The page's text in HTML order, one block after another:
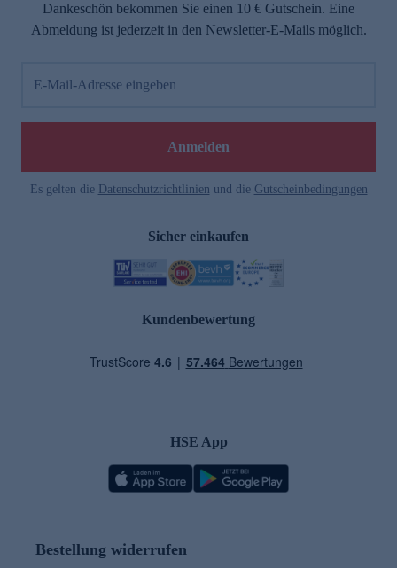
Dankeschön bekommen Sie einen 10 € Gutschein. Eine
Abmeldung ist jederzeit in den Newsletter-E-Mails möglich.
E-Mail-Adresse eingeben
Anmelden
Es gelten die Datenschutzrichtlinien und die Gutscheinbedingungen
Sicher einkaufen
Kundenbewertung
HSE App
Bestellung widerrufen